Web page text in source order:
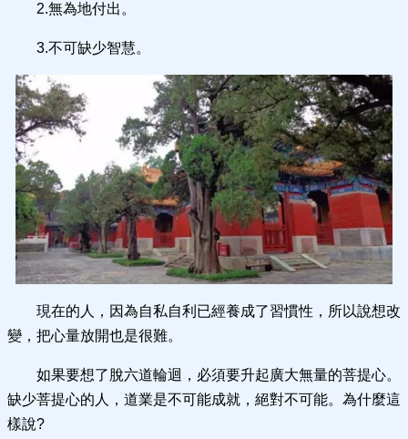
2.無為地付出。
3.不可缺少智慧。
現在的人，因為自私自利已經養成了習慣性，所以說想改
變，把心量放開也是很難。
如果要想了脫六道輪迴，必須要升起廣大無量的菩提心。
缺少菩提心的人，道業是不可能成就，絕對不可能。為什麼這
樣說?